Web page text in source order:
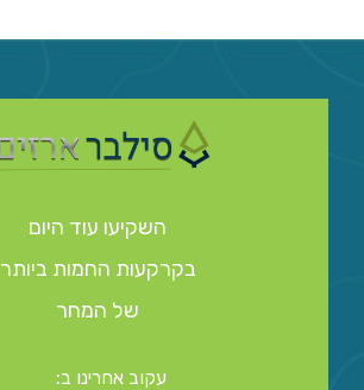
השקיעו עוד היום
בקרקעות החמות ביותר
של המחר
עקוב אחרינו ב: